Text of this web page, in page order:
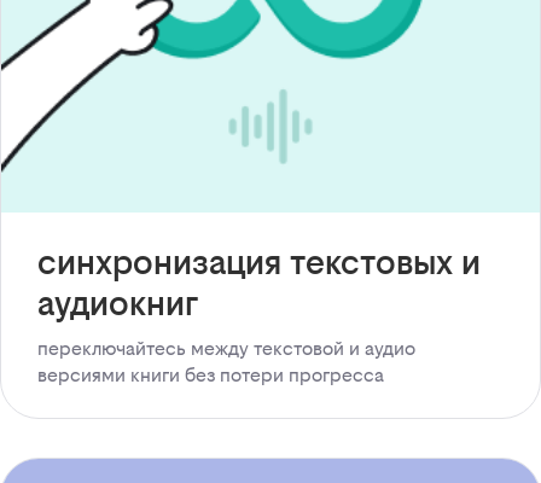
синхронизация текстовых и
аудиокниг
переключайтесь между текстовой и аудио
версиями книги без потери прогресса